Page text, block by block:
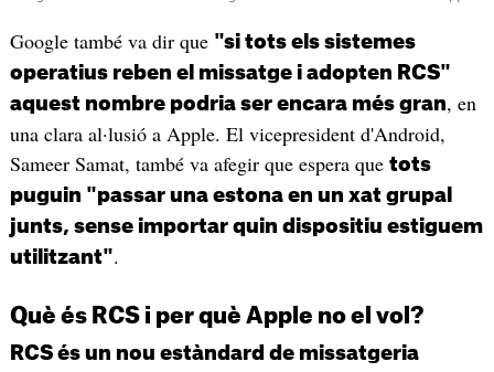
Google també va dir que "si tots els sistemes
operatius reben el missatge i adopten RCS"
aquest nombre podria ser encara més gran, en
una clara al·lusió a Apple. El vicepresident d'Android,
Sameer Samat, també va afegir que espera que tots
puguin "passar una estona en un xat grupal
junts, sense importar quin dispositiu estiguem
utilitzant".
Què és RCS i per què Apple no el vol?
RCS és un nou estàndard de missatgeria